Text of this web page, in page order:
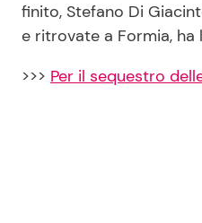
finito, Stefano Di
e ritrovate a Formia,
>>> Per il sequestro